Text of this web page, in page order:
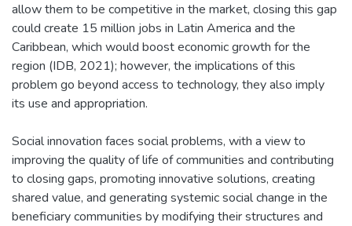
allow them to be competitive in the market, closing this gap
could create 15 million jobs in Latin America and the
Caribbean, which would boost economic growth for the
region (IDB, 2021); however, the implications of this
problem go beyond access to technology, they also imply
its use and appropriation.
Social innovation faces social problems, with a view to
improving the quality of life of communities and contributing
to closing gaps, promoting innovative solutions, creating
shared value, and generating systemic social change in the
beneficiary communities by modifying their structures and